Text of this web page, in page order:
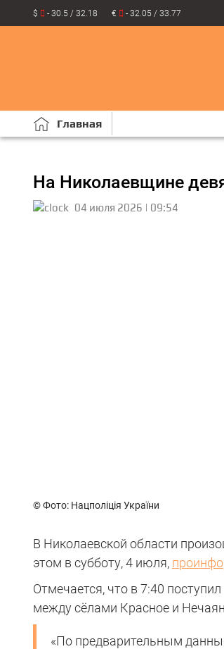
$ - 30.5 / 32.18 € - 32.05 / 33.77
Главная
На Николаевщине
04 июля 2026 | 09:54
© Фото: Нацполіція України
В Николаевской области
этом в субботу, 4 июля,
Отмечается, что в 7:40
между сёлами Красное и
«По предварительным